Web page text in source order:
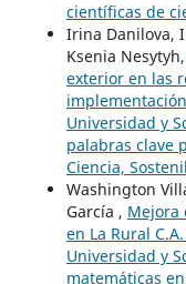
científicas de
Irina Danilova,
Ksenia Nesytyh,
exterior en las
Universidad y
palabras clave
Ciencia,
Washington
García , Mejora
en La Rural
Universidad y
matemáticas